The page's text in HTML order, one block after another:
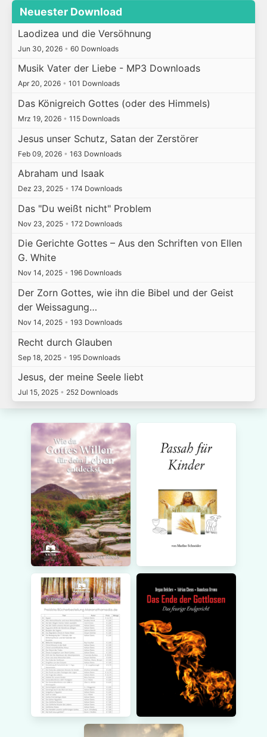
Neuester Download
Laodizea und die Versöhnung
Jun 30, 2026 • 60 Downloads
Musik Vater der Liebe - MP3 Downloads
Apr 20, 2026 • 101 Downloads
Das Königreich Gottes (oder des Himmels)
Mrz 19, 2026 • 115 Downloads
Jesus unser Schutz, Satan der Zerstörer
Feb 09, 2026 • 163 Downloads
Abraham und Isaak
Dez 23, 2025 • 174 Downloads
Das "Du weißt nicht" Problem
Nov 23, 2025 • 172 Downloads
Die Gerichte Gottes – Aus den Schriften von Ellen
G. White
Nov 14, 2025 • 196 Downloads
Der Zorn Gottes, wie ihn die Bibel und der Geist
der Weissagung…
Nov 14, 2025 • 193 Downloads
Recht durch Glauben
Sep 18, 2025 • 195 Downloads
Jesus, der meine Seele liebt
Jul 15, 2025 • 252 Downloads